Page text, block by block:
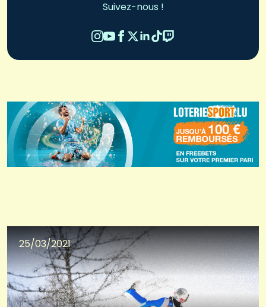
Suivez-nous !
25/03/2021